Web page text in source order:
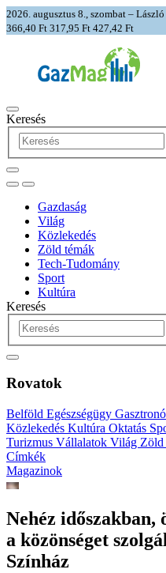
2026. augusztus 8., szombat – László
366,40 Ft 317,95 Ft 427,42 Ft
Keresés
Gazdaság
Világ
Közlekedés
Zöld témák
Tech-Tudomány
Sport
Kultúra
Keresés
Rovatok
Belföld Egészségügy
Közlekedés Kultúra Oktatás
Turizmus Vállalatok Világ Zöld
Címkék
Magazinok
Nehéz időszakban,
a közönséget
Színház